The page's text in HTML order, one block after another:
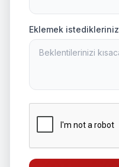
Eklemek istedikleriniz